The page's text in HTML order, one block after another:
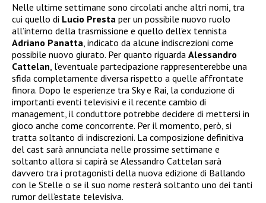
Nelle ultime settimane sono circolati anche altri nomi, tra
cui quello di Lucio Presta per un possibile nuovo ruolo
all’interno della trasmissione e quello dell’ex tennista
Adriano Panatta , indicato da alcune indiscrezioni come
possibile nuovo giurato. Per quanto riguarda Alessandro
Cattelan , l’eventuale partecipazione rappresenterebbe una
sfida completamente diversa rispetto a quelle affrontate
finora. Dopo le esperienze tra Sky e Rai, la conduzione di
importanti eventi televisivi e il recente cambio di
management, il conduttore potrebbe decidere di mettersi in
gioco anche come concorrente. Per il momento, però, si
tratta soltanto di indiscrezioni. La composizione definitiva
del cast sarà annunciata nelle prossime settimane e
soltanto allora si capirà se Alessandro Cattelan sarà
davvero tra i protagonisti della nuova edizione di Ballando
con le Stelle o se il suo nome resterà soltanto uno dei tanti
rumor dell’estate televisiva.